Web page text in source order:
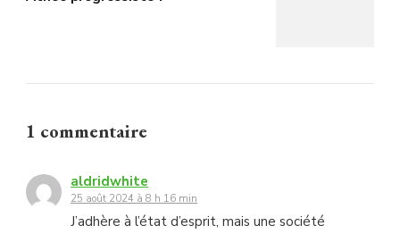
1 commentaire
aldridwhite
25 août 2024 à 8 h 16 min
J’adhère à l’état d’esprit, mais une société